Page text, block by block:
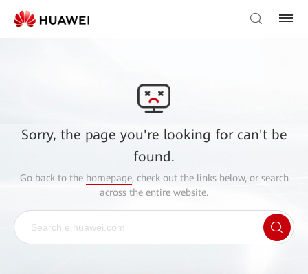
Sorry, the page you're looking for can't be
found.
Go back to the homepage, check out the links below, or search
across the entire website.